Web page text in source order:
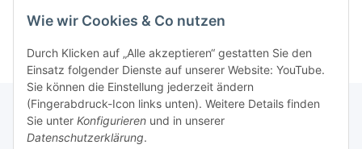
Wie wir Cookies & Co nutzen
Durch Klicken auf „Alle akzeptieren“ gestatten Sie den
Einsatz folgender Dienste auf unserer Website: YouTube.
Sie können die Einstellung jederzeit ändern
(Fingerabdruck-Icon links unten). Weitere Details finden
Sie unter Konfigurieren und in unserer
Datenschutzerklärung.
Gesetzliche Informationen